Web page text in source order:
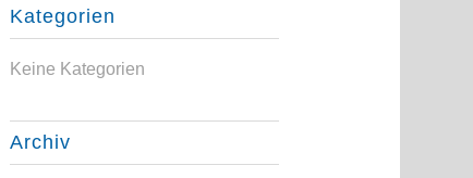
Kategorien
Keine Kategorien
Archiv